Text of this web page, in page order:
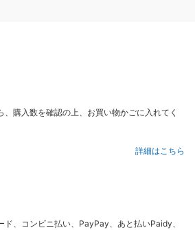
、購入数を確認の上、お買い物かごに入れてく
詳細はこちら
ド、コンビニ払い、PayPay、あと払いPaidy、